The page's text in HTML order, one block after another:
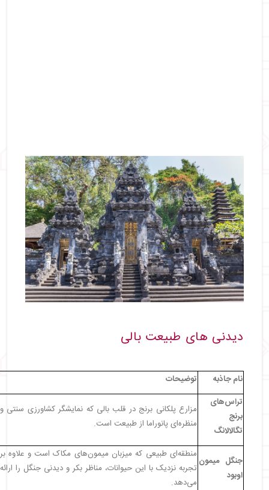
دیدنی‌ های طبیعت بالی
نام جاذبه
توضیحات
تراس‌های
برنج
تگالالانگ
مزارع پلکانی برنج در قلب بالی که نمایشگر کشاورزی سنتی و
منظره‌ای پانوراما از طبیعت است.
جنگل میمون
اوبود
منطقه‌ای طبیعی که میزبان میمون‌های مکاک است و علاوه بر
تجربه نزدیک با این حیوانات، مناظر بکر و دیدنی جنگل را ارائه
می‌دهد.